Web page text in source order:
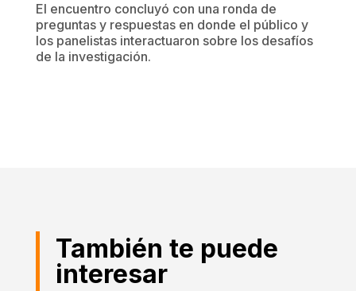
El encuentro concluyó con una ronda de
preguntas y respuestas en donde el público y
los panelistas interactuaron sobre los desafíos
de la investigación.
También te puede
interesar